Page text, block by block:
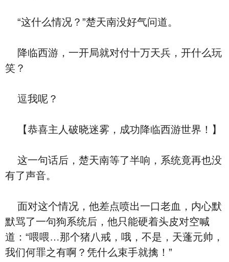
“这什么情况？”楚天南没好气问道。
降临西游，一开局就对付十万天兵，开什么玩
笑？
逗我呢？
【恭喜主人破晓迷雾，成功降临西游世界！】
这一句话后，楚天南等了半响，系统竟再也没
有了声音。
面对这个情况，他差点喷出一口老血，内心默
默骂了一句狗系统后，他只能硬着头皮对空喊
道：“喂喂…那个猪八戒，哦，不是，天蓬元帅，
我们何罪之有啊？凭什么束手就擒！”